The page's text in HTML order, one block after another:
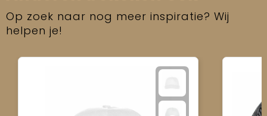
Op zoek naar nog meer inspiratie? Wij
helpen je!